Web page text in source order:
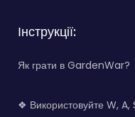
Інструкції:
Як грати в GardenWar?
❖ Використовуйте W, A,